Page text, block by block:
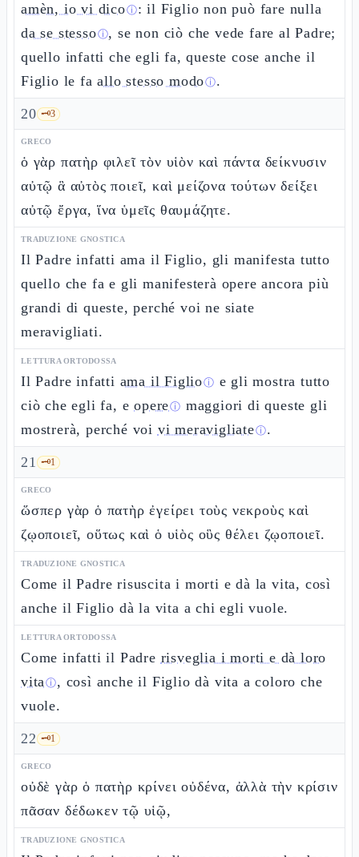
amèn, io vi dicoⓘ: il Figlio non può fare nulla
da se stessoⓘ, se non ciò che vede fare al Padre;
quello infatti che egli fa, queste cose anche il
Figlio le faallo stesso modoⓘ.
20 🗝️3
GRECO
ὁ γὰρ πατὴρ φιλεῖ τὸν υἱὸν καὶ πάντα δείκνυσιν
αὐτῷ ἃ αὐτὸς ποιεῖ, καὶ μείζονα τούτων δείξει
αὐτῷ ἔργα, ἵνα ὑμεῖς θαυμάζητε.
TRADUZIONE GNOSTICA
Il Padre infatti ama il Figlio, gli manifesta tutto
quello che fa e gli manifesterà opere ancora più
grandi di queste, perché voi ne siate
meravigliati.
LETTURA ORTODOSSA
Il Padre infatti ama il Figlioⓘ e gli mostra tutto
ciò che egli fa, eopereⓘ maggiori di queste gli
mostrerà, perché voi vi meravigliateⓘ.
21 🗝️1
GRECO
ὥσπερ γὰρ ὁ πατὴρ ἐγείρει τοὺς νεκροὺς καὶ
ζῳοποιεῖ, οὕτως καὶ ὁ υἱὸς οὓς θέλει ζῳοποιεῖ.
TRADUZIONE GNOSTICA
Come il Padre risuscita i morti e dà la vita, così
anche il Figlio dà la vita a chi egli vuole.
LETTURA ORTODOSSA
Come infatti il Padre risveglia i morti e dà loro
vitaⓘ, così anche il Figlio dà vita a coloro che
vuole.
22 🗝️1
GRECO
οὐδὲ γὰρ ὁ πατὴρ κρίνει οὐδένα, ἀλλὰ τὴν κρίσιν
πᾶσαν δέδωκεν τῷ υἱῷ,
TRADUZIONE GNOSTICA